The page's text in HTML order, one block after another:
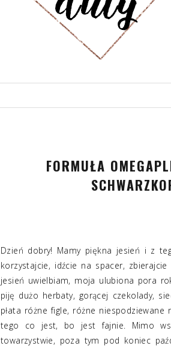
FORMUŁA
Dzień dobry! Mamy piękna jesień i z
korzystajcie, idźcie na spacer,
jesień uwielbiam, moja ulubiona pora
piję dużo herbaty, gorącej czekolady,
płata różne figle, różne
tego co jest, bo jest fajnie. Mimo
towarzystwie, poza tym pod koniec